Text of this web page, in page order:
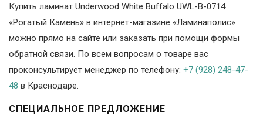
Купить ламинат Underwood White Buffalo UWL-B-0714
«Рогатый Камень» в интернет-магазине «Ламинаполис»
можно прямо на сайте или заказать при помощи формы
обратной связи. По всем вопросам о товаре вас
проконсультирует менеджер по телефону: +7 (928) 248-47-
48 в Краснодаре.
СПЕЦИАЛЬНОЕ ПРЕДЛОЖЕНИЕ